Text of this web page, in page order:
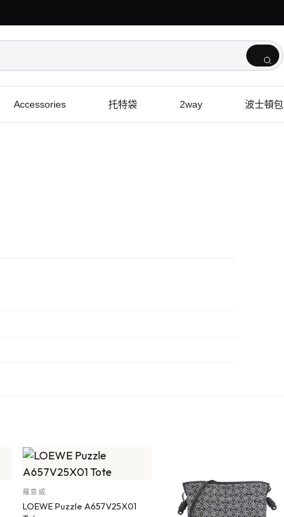
Accessories 托特袋 2way 波士頓包
羅意威
LOEWE Puzzle A657V25X01